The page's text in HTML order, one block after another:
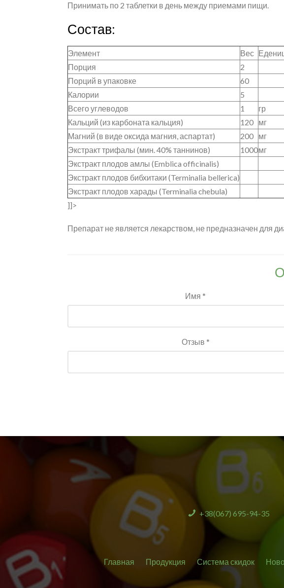
Принимать по 2 таблетки в день между приемами пищи.
Состав:
Элемент Вес
Порция
2
Порций в упаковке
60
Калории
5
Всего углеводов
1 гр
Кальций (из карбоната кальция)
120 мг
Магний (в виде оксида магния, аспартат)
200 мг
Экстракт трифалы (мин. 40% таннинов)
1000мг
Экстракт плодов амлы (Emblica officinalis)
Экстракт плодов бибхитаки (Terminalia bellerica)
Экстракт плодов харады (Terminalia chebula)
]]>
Препарат не является лекарством, не предназначен для
Имя *
Отзыв *
+38(067) 695-94-35
Главная Продукция Система скидок